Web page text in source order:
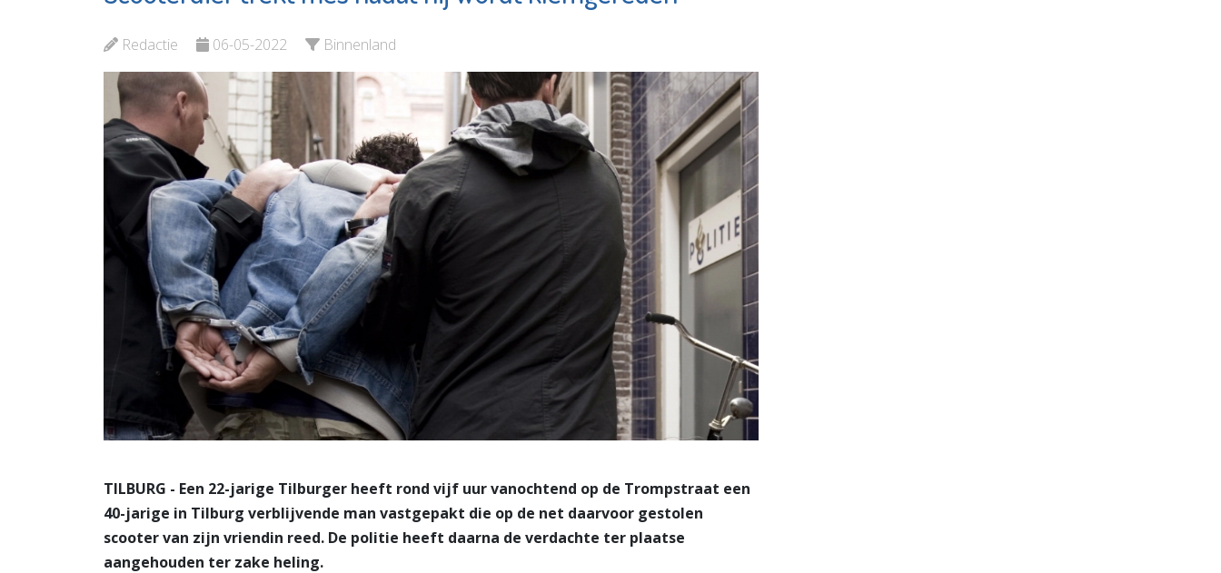
Redactie 06-05-2022 Binnenland
TILBURG - Een 22-jarige Tilburger heeft rond vijf uur vanochtend op de Trompstraat een
40-jarige in Tilburg verblijvende man vastgepakt die op de net daarvoor gestolen
scooter van zijn vriendin reed. De politie heeft daarna de verdachte ter plaatse
aangehouden ter zake heling.